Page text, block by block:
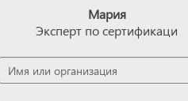
Мария
Эксперт по сертификаци